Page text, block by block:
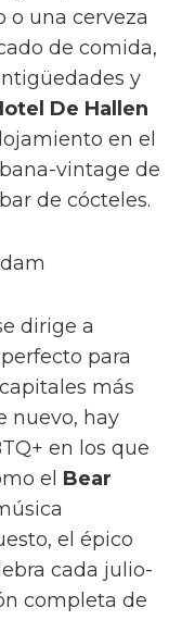
o una cerveza
de comida,
y
De Hallen
en el
vintage de
de cócteles.
dirige a
para
más
nuevo, hay
en los que
el Bear
el épico
cada julio-
completa de